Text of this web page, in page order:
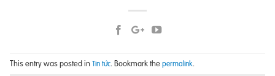
This entry was posted inTin tức. Bookmark thepermalink.